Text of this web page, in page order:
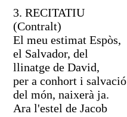
3. RECITATIU
(Contralt)
El meu estimat Espòs,
el Salvador, del
llinatge de David,
per a conhort i salvació
del món, naixerà ja.
Ara l'estel de Jacob